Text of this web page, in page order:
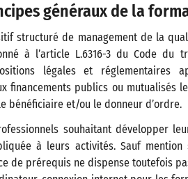
généraux de la
structuré de management de la
à l’article L.6316-3 du Code du
légales et réglementaires
financements publics ou mutualisés
bénéficiaire et/ou le donneur d’ordre.
souhaitant développer
à leurs activités. Sauf mention
de prérequis ne dispense toutefois